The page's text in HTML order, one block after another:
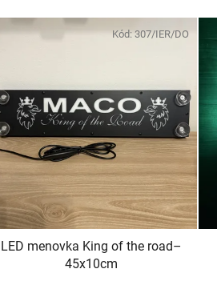
LED menovka King of the road–
45x10cm
Kód: 307/IER/DO